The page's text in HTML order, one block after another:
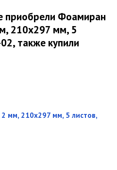
приобрели Фоамиран
210х297 мм, 5
также купили
мм, 210х297 мм, 5 листов,